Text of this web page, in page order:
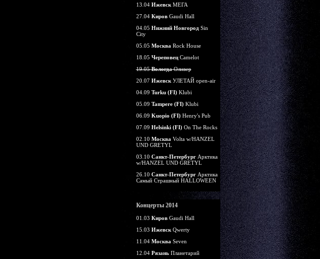
13.04 ИжевскМЕГА
27.04 КировGaudi Hall
04.05 Нижний НовгородSin
City
05.05 Москва Rock House
18.05 ЧереповецCamelot
19.05ВологдаОливер
20.07 ИжевскУЛЕТАЙ open-air
04.09 Turku (FI)Klubi
05.09 Tampere (FI)Klubi
06.09 Kuopio (FI)Henry's Pub
07.09 Helsinki (FI)On The Rocks
02.10 Москва Volta w/HANZEL
UND GRETYL
03.10 Санкт-ПетербургАрктика
w/HANZEL UND GRETYL
26.10 Санкт-ПетербургАрктика
Самый Страшный HALLOWEEN
Концерты 2014
01.03 КировGaudi Hall
15.03 ИжевскQwerty
11.04 Москва Seven
12.04 РязаньПланетарий